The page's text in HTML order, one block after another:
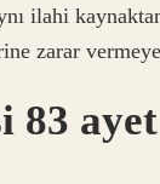
ilahi
zarar
83